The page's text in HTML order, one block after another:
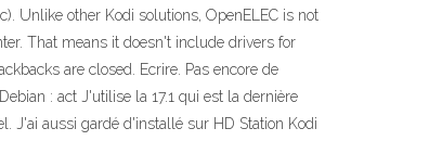
Unlike other Kodi solutions, OpenELEC is not
That means it doesn't include drivers for
are closed. Ecrire. Pas encore de
: act J'utilise la 17.1 qui est la dernière
J'ai aussi gardé d'installé sur HD Station Kodi